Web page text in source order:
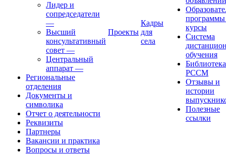
Лидер и
сопредседатели
—
Высший
консультативный
совет —
Центральный
аппарат —
Региональные
отделения
Документы и
символика
Отчет о деятельности
Реквизиты
Партнеры
Вакансии и практика
Вопросы и ответы
Проекты
Кадры
для
села
курсы
Система
обучения
Библиотека
РССМ
Отзывы и
истории
Полезные
ссылки